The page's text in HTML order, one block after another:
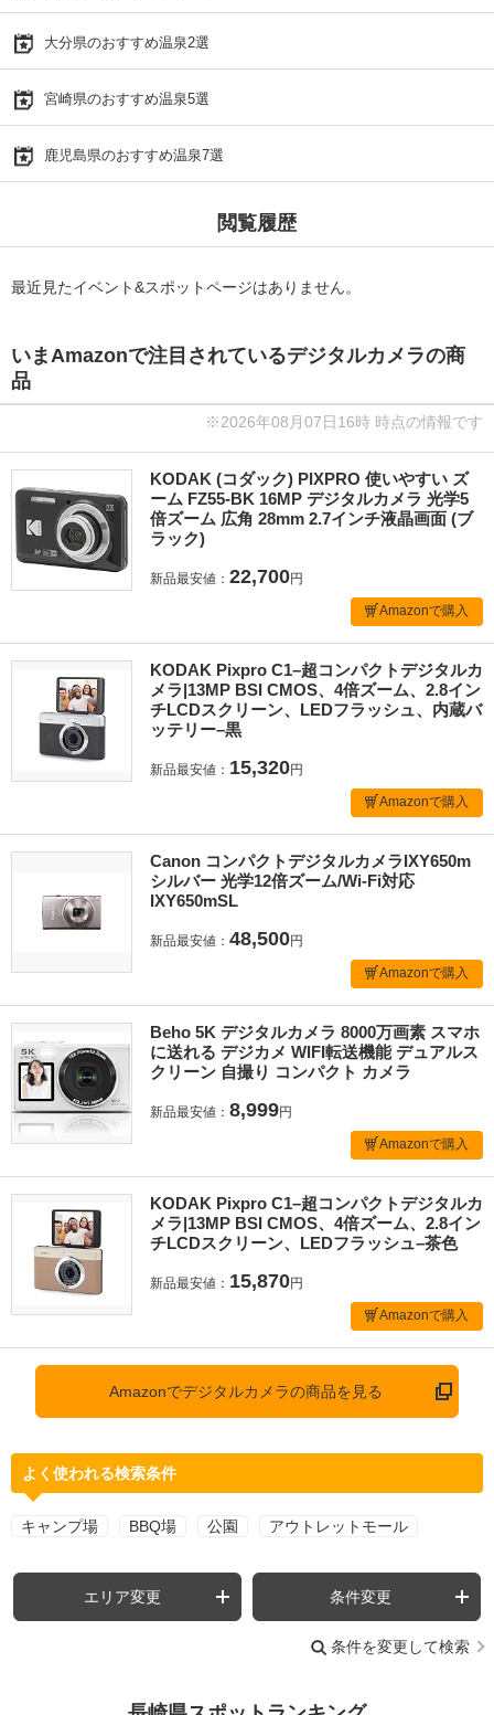
大分県のおすすめ温泉2選
宮崎県のおすすめ温泉5選
鹿児島県のおすすめ温泉7選
閲覧履歴
最近見たイベント&スポットページはありません。
いまAmazonで注目されているデジタルカメラの商
品
※2026年08月07日16時 時点の情報です
KODAK (コダック) PIXPRO 使いやすい ズ
ーム FZ55-BK 16MP デジタルカメラ 光学5
倍ズーム 広角 28mm 2.7インチ液晶画面 (ブ
ラック)
新品最安値： 22,700円
Amazonで購入
KODAK Pixpro C1–超コンパクトデジタルカ
メラ|13MP BSI CMOS、4倍ズーム、2.8イン
チLCDスクリーン、LEDフラッシュ、内蔵バ
ッテリー–黒
新品最安値： 15,320円
Amazonで購入
Canon コンパクトデジタルカメラIXY650m
シルバー 光学12倍ズーム/Wi-Fi対応
IXY650mSL
新品最安値： 48,500円
Amazonで購入
Beho 5K デジタルカメラ 8000万画素 スマホ
に送れる デジカメ WIFI転送機能 デュアルス
クリーン 自撮り コンパクト カメラ
新品最安値： 8,999円
Amazonで購入
KODAK Pixpro C1–超コンパクトデジタルカ
メラ|13MP BSI CMOS、4倍ズーム、2.8イン
チLCDスクリーン、LEDフラッシュ–茶色
新品最安値： 15,870円
Amazonで購入
Amazonでデジタルカメラの商品を見る
よく使われる検索条件
キャンプ場 BBQ場 公園 アウトレットモール
エリア変更 条件変更
条件を変更して検索